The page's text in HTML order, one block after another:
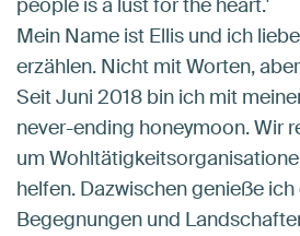
people is a lust for the heart.'
Mein Name ist Ellis und ich
erzählen. Nicht mit Worten,
Seit Juni 2018 bin ich mit
never-ending honeymoon. Wir
um
helfen. Dazwischen genieße
Begegnungen und